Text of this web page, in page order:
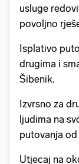
usluge
povoljno
Isplativo
drugima i
Šibenik.
Izvrsno za
ljudima na
putovanja
Utjecaj na